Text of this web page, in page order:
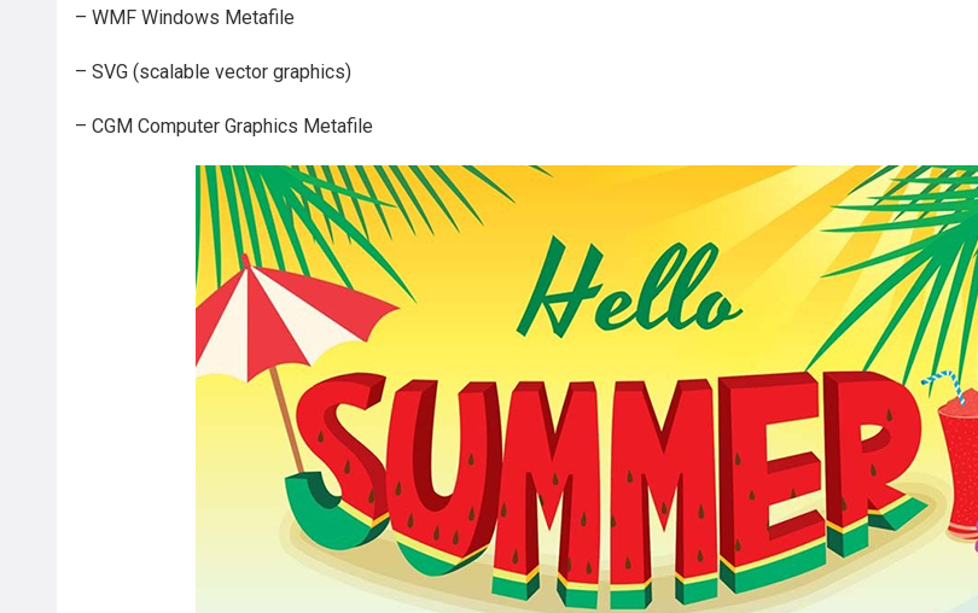
– WMF Windows Metafile
– SVG (scalable vector graphics)
– CGM Computer Graphics Metafile